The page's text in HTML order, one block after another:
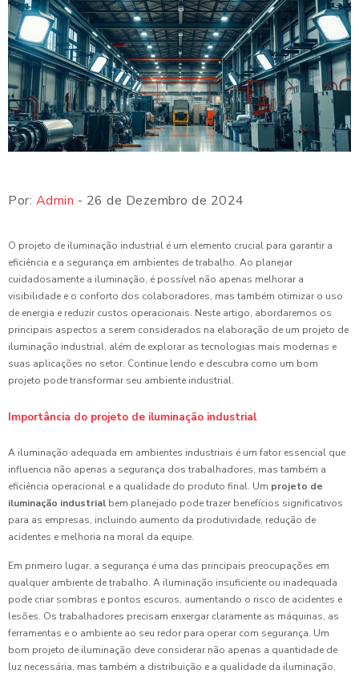
Por: Admin - 26 de Dezembro de 2024
O projeto de iluminação industrial é um elemento crucial para garantir a
eficiência e a segurança em ambientes de trabalho. Ao planejar
cuidadosamente a iluminação, é possível não apenas melhorar a
visibilidade e o conforto dos colaboradores, mas também otimizar o uso
de energia e reduzir custos operacionais. Neste artigo, abordaremos os
principais aspectos a serem considerados na elaboração de um projeto de
iluminação industrial, além de explorar as tecnologias mais modernas e
suas aplicações no setor. Continue lendo e descubra como um bom
projeto pode transformar seu ambiente industrial.
Importância do projeto de iluminação industrial
A iluminação adequada em ambientes industriais é um fator essencial que
influencia não apenas a segurança dos trabalhadores, mas também a
eficiência operacional e a qualidade do produto final. Um projeto de
iluminação industrial bem planejado pode trazer benefícios significativos
para as empresas, incluindo aumento da produtividade, redução de
acidentes e melhoria na moral da equipe.
Em primeiro lugar, a segurança é uma das principais preocupações em
qualquer ambiente de trabalho. A iluminação insuficiente ou inadequada
pode criar sombras e pontos escuros, aumentando o risco de acidentes e
lesões. Os trabalhadores precisam enxergar claramente as máquinas, as
ferramentas e o ambiente ao seu redor para operar com segurança. Um
bom projeto de iluminação deve considerar não apenas a quantidade de
luz necessária, mas também a distribuição e a qualidade da iluminação,